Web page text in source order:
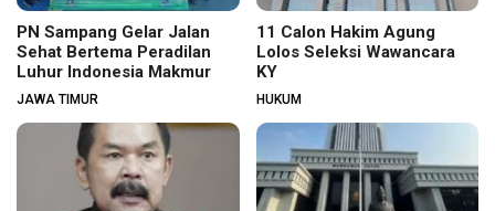
PN Sampang Gelar Jalan
Sehat Bertema Peradilan
Luhur Indonesia Makmur
JAWA TIMUR
11 Calon Hakim Agung
Lolos Seleksi Wawancara
KY
HUKUM